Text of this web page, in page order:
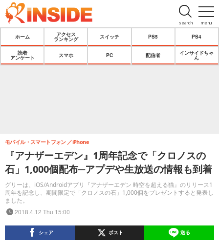
menu
search
ホーム
アクセス
ランキング
スイッチ PS5 PS4
読者
アンケート
スマホ PC 配信者
インサイドちゃ
ん
『アナザーエデン』1周年記念で「クロノスの
石」1,000個配布─アプデや生放送の情報も到着
グリーは、iOS/Androidアプリ『アナザーエデン 時空を超える猫』のリリース1
周年を記念し、期間限定で「クロノスの石」1,000個をプレゼントすると発表し
ました。
モバイル・スマートフォン iPhone
2018.4.12 Thu 15:00
シェア ポスト 送る